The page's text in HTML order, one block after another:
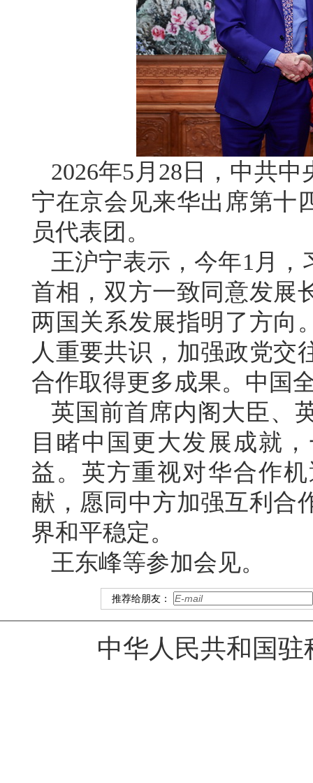
2026年5月28日，中共
宁在京会见来华出席第十
员代表团。
王沪宁表示，今年1月
首相，双方一致同意发展
两国关系发展指明了方向
人重要共识，加强政党交
合作取得更多成果。中国
英国前首席内阁大臣、
目睹中国更大发展成就
益。英方重视对华合作
献，愿同中方加强互利合
界和平稳定。
王东峰等参加会见。
推荐给朋友：
中华人民共和国